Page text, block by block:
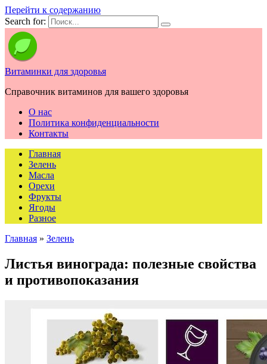
Перейти к содержанию
Search for:
Витаминки для здоровья
Справочник витаминов для вашего здоровья
О нас
Политика конфиденциальности
Контакты
Главная
Зелень
Масла
Орехи
Фрукты
Ягоды
Разное
Главная » Зелень
Листья винограда: полезные свойства
и противопоказания